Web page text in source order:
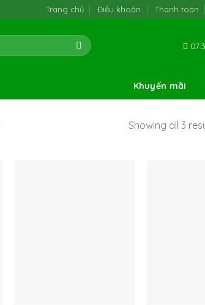
Trang chủ Điều khoản Thanh toán
Khuyến mãi
Showing all 3